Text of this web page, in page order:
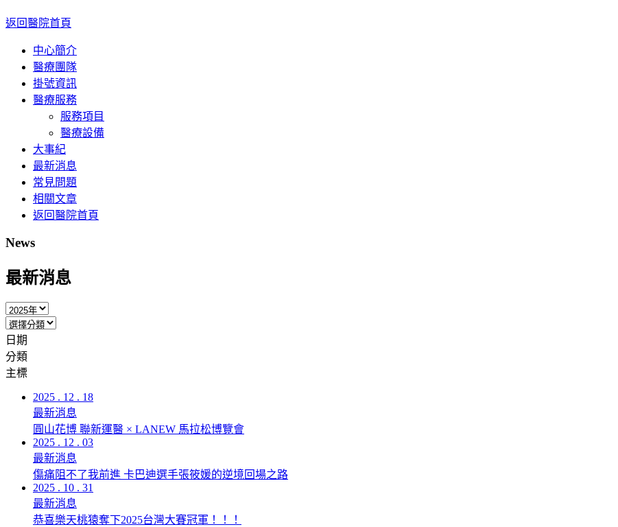
返回醫院首頁
中心簡介
醫療團隊
掛號資訊
醫療服務
服務項目
醫療設備
大事紀
最新消息
常見問題
相關文章
返回醫院首頁
News
最新消息
日期
分類
主標
2025 . 12 . 18
最新消息
圓山花博 聯新運醫 × LANEW 馬拉松博覽會
2025 . 12 . 03
最新消息
傷痛阻不了我前進 卡巴迪選手張筱媛的逆境回場之路
2025 . 10 . 31
最新消息
恭喜樂天桃猿奪下2025台灣大賽冠軍！！！